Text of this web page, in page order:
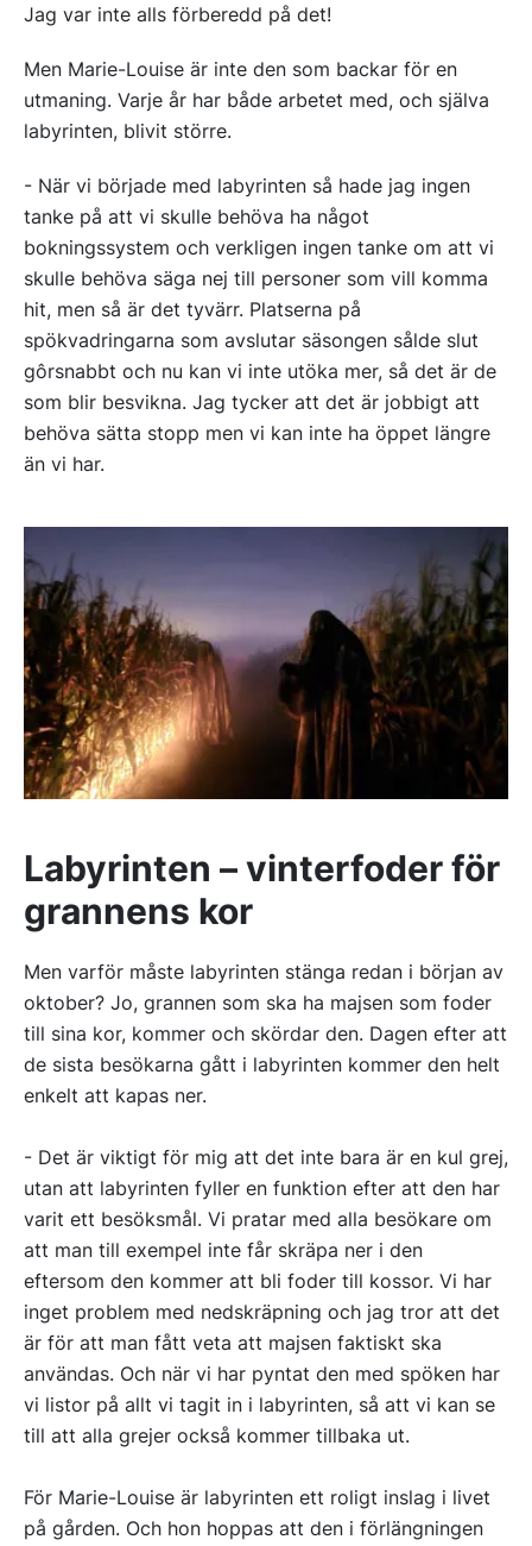
Jag var inte alls förberedd på det!
Men Marie-Louise är inte den som backar för en
utmaning. Varje år har både arbetet med, och själva
labyrinten, blivit större.
- När vi började med labyrinten så hade jag ingen
tanke på att vi skulle behöva ha något
bokningssystem och verkligen ingen tanke om att vi
skulle behöva säga nej till personer som vill komma
hit, men så är det tyvärr. Platserna på
spökvadringarna som avslutar säsongen sålde slut
gôrsnabbt och nu kan vi inte utöka mer, så det är de
som blir besvikna. Jag tycker att det är jobbigt att
behöva sätta stopp men vi kan inte ha öppet längre
än vi har.
Labyrinten – vinterfoder för
grannens kor
Men varför måste labyrinten stänga redan i början av
oktober? Jo, grannen som ska ha majsen som foder
till sina kor, kommer och skördar den. Dagen efter att
de sista besökarna gått i labyrinten kommer den helt
enkelt att kapas ner.
- Det är viktigt för mig att det inte bara är en kul grej,
utan att labyrinten fyller en funktion efter att den har
varit ett besöksmål. Vi pratar med alla besökare om
att man till exempel inte får skräpa ner i den
eftersom den kommer att bli foder till kossor. Vi har
inget problem med nedskräpning och jag tror att det
är för att man fått veta att majsen faktiskt ska
användas. Och när vi har pyntat den med spöken har
vi listor på allt vi tagit in i labyrinten, så att vi kan se
till att alla grejer också kommer tillbaka ut.
För Marie-Louise är labyrinten ett roligt inslag i livet
på gården. Och hon hoppas att den i förlängningen